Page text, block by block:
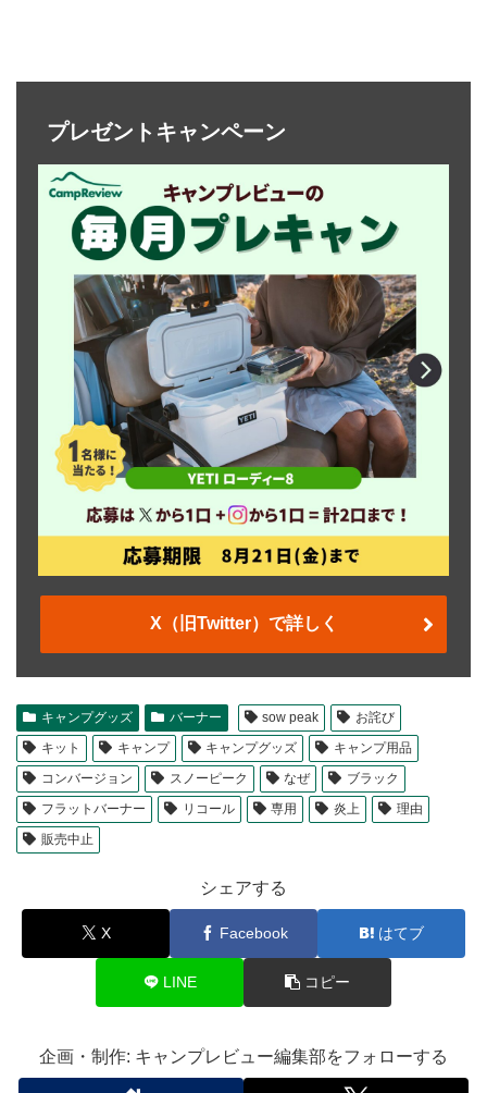
プレゼントキャンペーン
X（旧Twitter）で詳しく
キャンプグッズ バーナー sow peak
お詫び
キット
キャンプ キャンプグッズ
キャンプ用品
コンバージョン
スノーピーク なぜ
ブラック
フラットバーナー
リコール 専用 炎上
理由
販売中止
シェアする
X Facebook はてブ
LINE コピー
企画・制作: キャンプレビュー編集部をフォローする